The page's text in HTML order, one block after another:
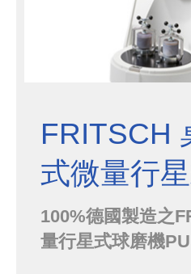
FRITSCH
式微量行
P7C
100%德國製造之
量行星式球磨機